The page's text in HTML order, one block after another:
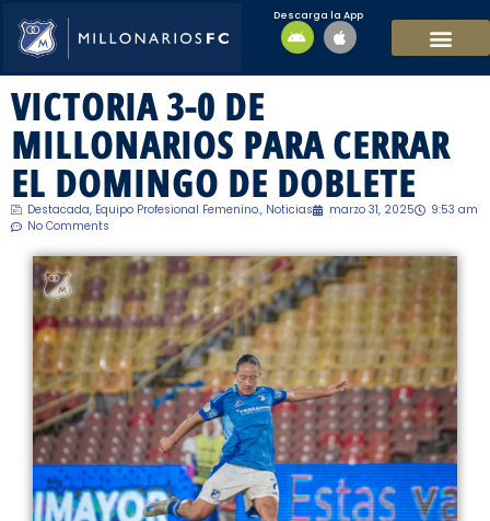
Descarga la App
VICTORIA 3-0 DE
MILLONARIOS PARA CERRAR
EL DOMINGO DE DOBLETE
Destacada, Equipo Profesional Femenino., Noticias marzo 31, 2025
9:53 am
No Comments